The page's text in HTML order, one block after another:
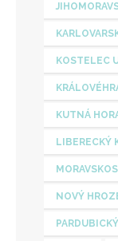
KOSTELEC
KUTNÁ
LIBERECKÝ
NOVÝ